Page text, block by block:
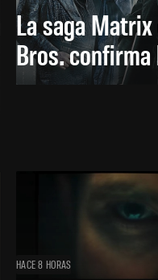
La saga
Bros.
HACE 8 HORAS